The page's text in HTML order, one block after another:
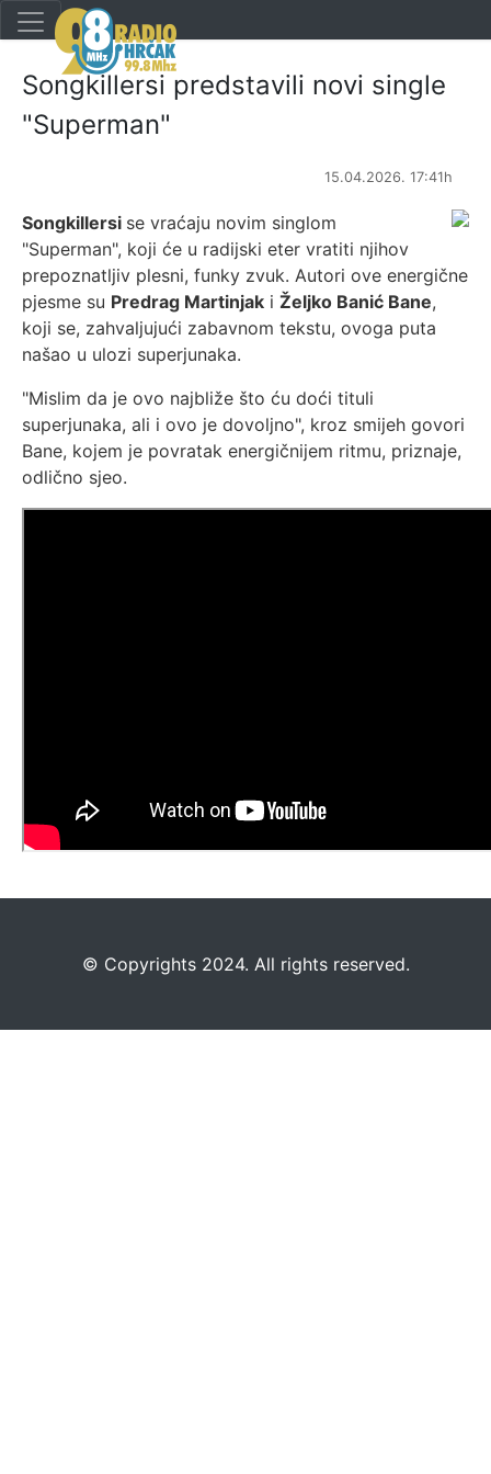
Songkillersi predstavili novi single
"Superman"
15.04.2026. 17:41h
Songkillersi se vraćaju novim singlom
"Superman", koji će u radijski eter vratiti njihov
prepoznatljiv plesni, funky zvuk. Autori ove energične
pjesme su Predrag Martinjak i Željko Banić Bane,
koji se, zahvaljujući zabavnom tekstu, ovoga puta
našao u ulozi superjunaka.
"Mislim da je ovo najbliže što ću doći tituli
superjunaka, ali i ovo je dovoljno", kroz smijeh govori
Bane, kojem je povratak energičnijem ritmu, priznaje,
odlično sjeo.
©️ Copyrights 2024. All rights reserved.